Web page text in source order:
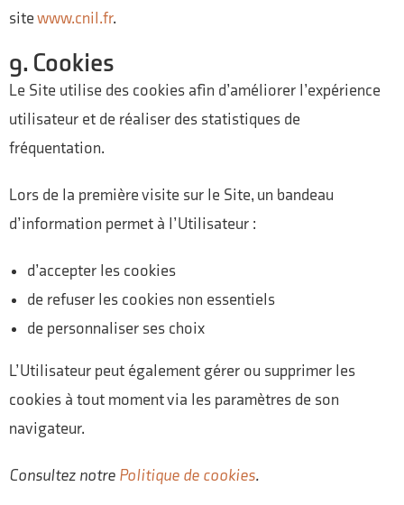
sitewww.cnil.fr.
9. Cookies
Le Site utilise des cookies afin d’améliorer l’expérience
utilisateur et de réaliser des statistiques de
fréquentation.
Lors de la première visite sur le Site, un bandeau
d’information permet à l’Utilisateur :
d’accepter les cookies
de refuser les cookies non essentiels
de personnaliser ses choix
L’Utilisateur peut également gérer ou supprimer les
cookies à tout moment via les paramètres de son
navigateur.
Consultez notre Politique de cookies.